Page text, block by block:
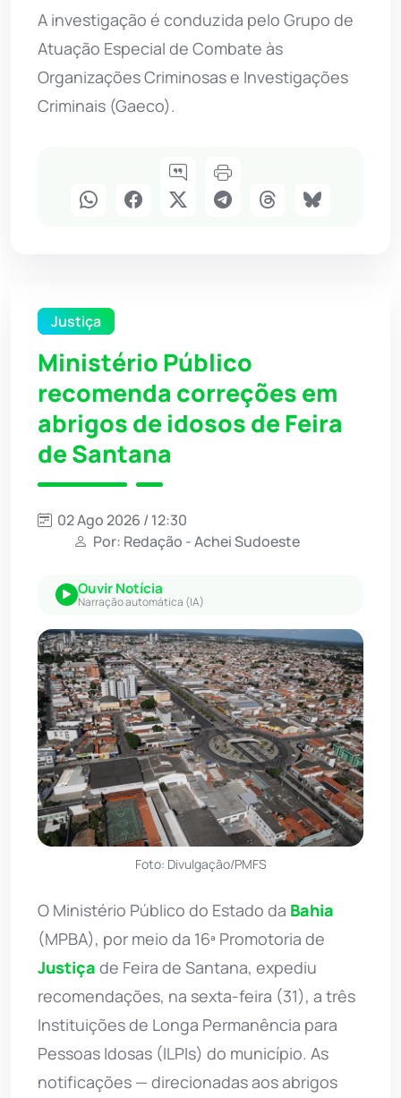
A investigação é conduzida pelo Grupo de
Atuação Especial de Combate às
Organizações Criminosas e Investigações
Criminais (Gaeco).
Justiça
Ministério Público
recomenda correções em
abrigos de idosos de Feira
de Santana
02 Ago 2026 / 12:30
Por: Redação - Achei Sudoeste
Ouvir Notícia
Narração automática (IA)
Foto: Divulgação/PMFS
O Ministério Público do Estado da Bahia
(MPBA), por meio da 16ª Promotoria de
Justiça de Feira de Santana, expediu
recomendações, na sexta-feira (31), a três
Instituições de Longa Permanência para
Pessoas Idosas (ILPIs) do município. As
notificações — direcionadas aos abrigos